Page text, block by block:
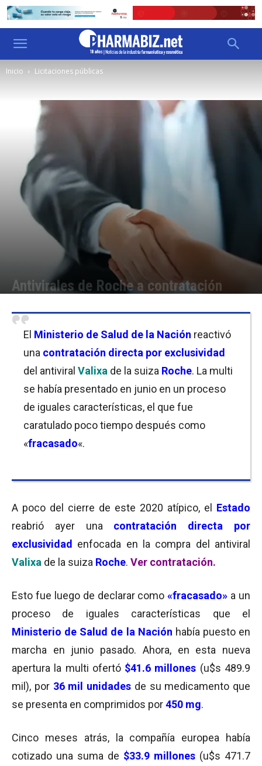
Inicio Licitaciones públicas
Antivirales de Roche a contratación
El Ministerio de Salud de la Nación reactivó
una contratación directa por exclusividad
del antiviral Valixa de la suiza Roche. La multi
se había presentado en junio en un proceso
de iguales características, el que fue
caratulado poco tiempo después como
«fracasado«.
A poco del cierre de este 2020 atípico, el Estado
reabrió ayer una contratación directa
por
exclusividad
enfocada en la compra del antiviral
Valixa de la suiza Roche. Ver contratación.
Esto fue luego de declarar como«fracasado» a un
proceso de iguales características que el
Ministerio de Salud de la Nación había puesto en
marcha en junio pasado. Ahora, en esta nueva
apertura la multi ofertó $41.6 millones (u$s 489.9
mil), por 36 mil unidades de su medicamento que
se presenta en comprimidos por450 mg.
Cinco meses atrás, la compañía europea había
cotizado una suma de $33.9 millones (u$s 471.7